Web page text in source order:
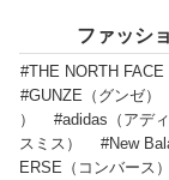
ファッシ
#THE NORTH FACE
#GUNZE（グンゼ）
）
#adidas（アディ
スミス）
#New
ERSE（コンバース）